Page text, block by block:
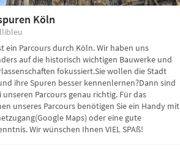
Köln
ein Parcours durch Köln. Wir haben uns
auf die historisch wichtigen Bauwerke und
fokussiert.Sie wollen die Stadt
ihre Spuren besser kennenlernen?Dann sind
unseren Parcours genau richtig. Für das
unseres Parcours benötigen Sie ein Handy mit
Maps) oder eine gute
Wir wünschen Ihnen VIEL SPAß!